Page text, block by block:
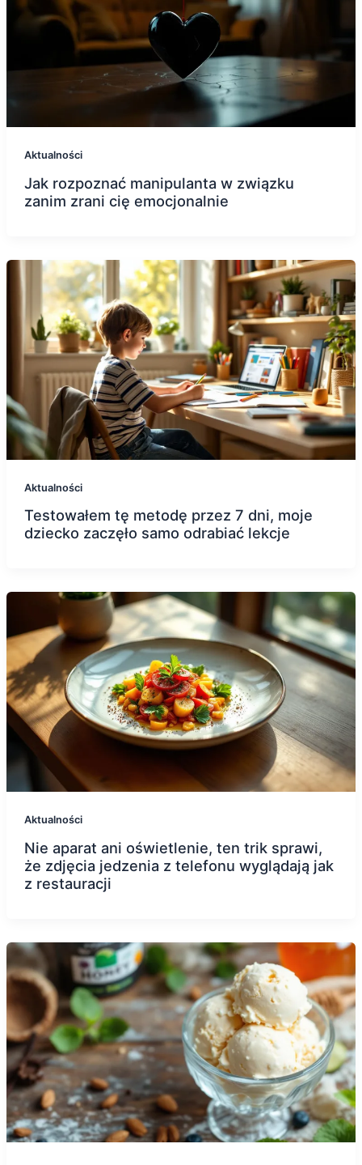
Aktualności
Jak rozpoznać manipulanta w związku
zanim zrani cię emocjonalnie
Aktualności
Testowałem tę metodę przez 7 dni, moje
dziecko zaczęło samo odrabiać lekcje
Aktualności
Nie aparat ani oświetlenie, ten trik sprawi,
że zdjęcia jedzenia z telefonu wyglądają jak
z restauracji